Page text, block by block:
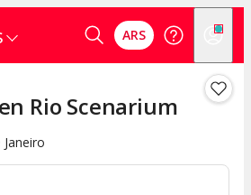
ARS
Rio Scenarium
Janeiro